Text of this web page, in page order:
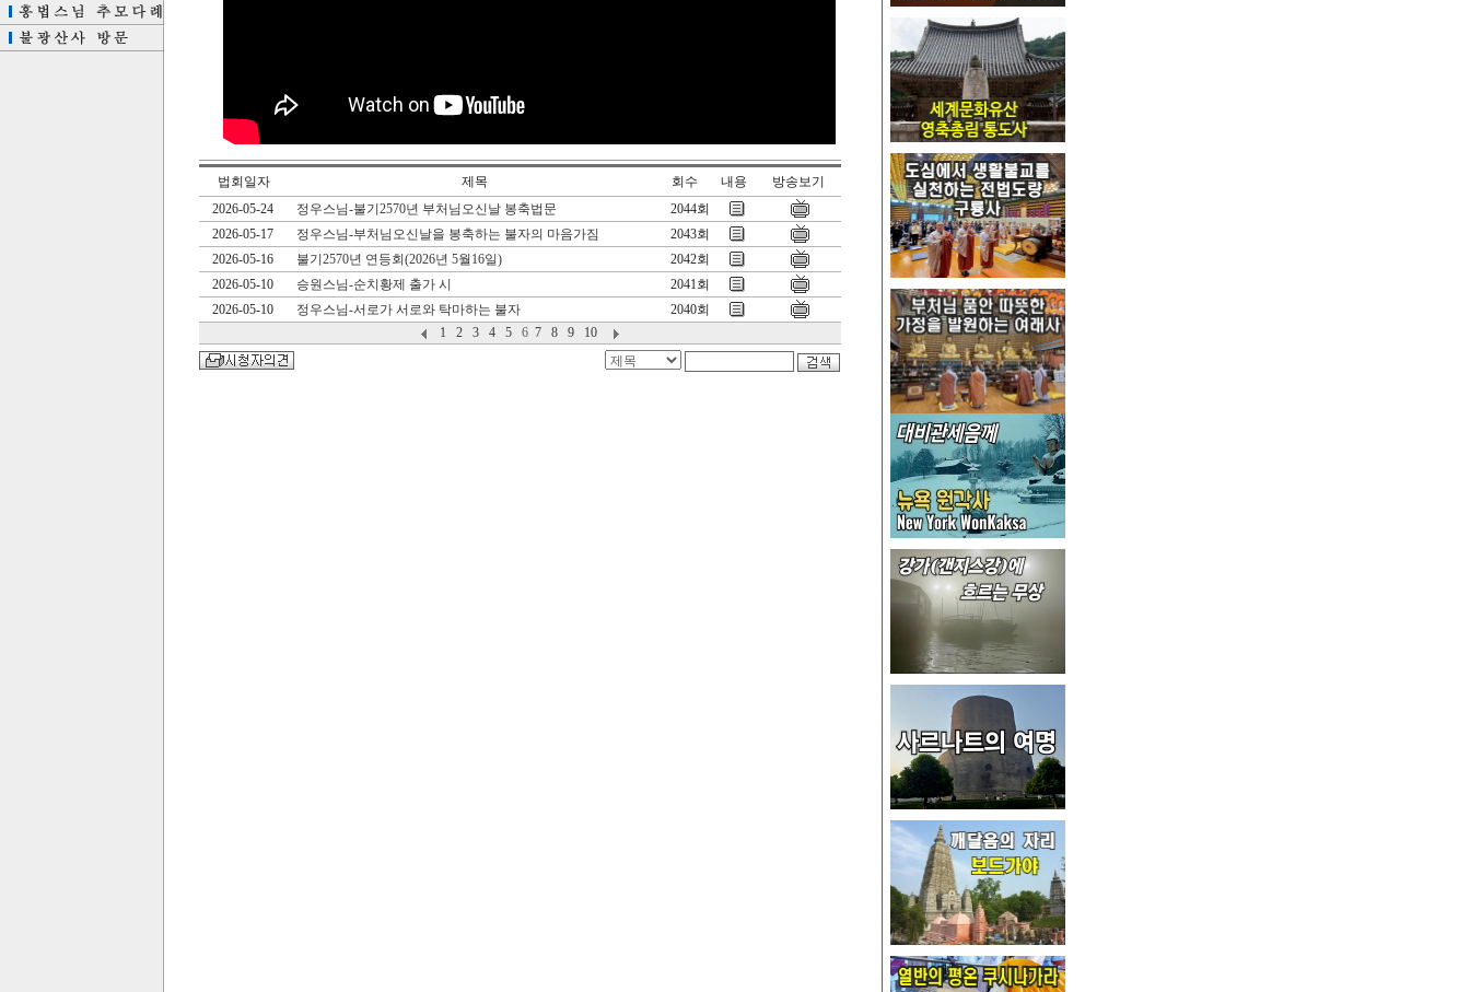
법회일자 제목 회수 내용
방송보기
2026-05-24
정우스님-불기2570년 부처님오신날 봉축법문
2044회
2026-05-17
정우스님-부처님오신날을 봉축하는 불자의 마음가짐
2043회
2026-05-16
불기2570년 연등회(2026년 5월16일)
2042회
2026-05-10
승원스님-순치황제 출가 시
2041회
2026-05-10
정우스님-서로가 서로와 탁마하는 불자
2040회
1
2 3 4 56 7 8 9 10